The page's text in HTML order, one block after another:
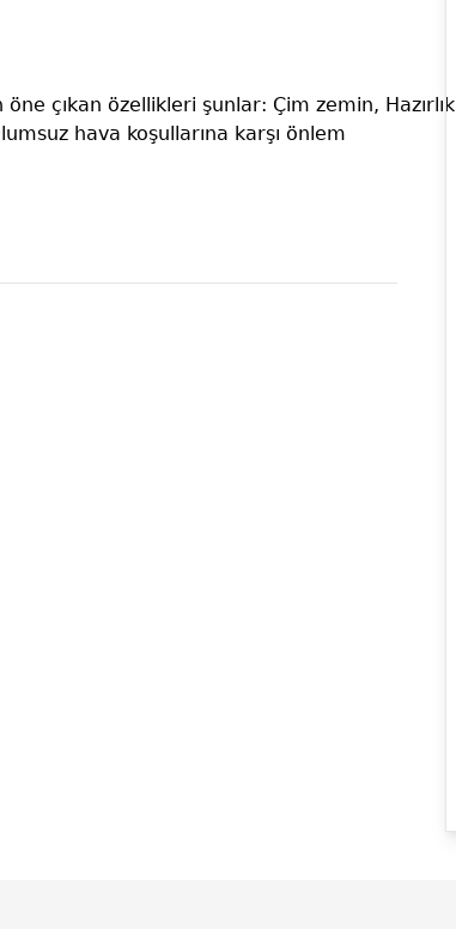
öne çıkan özellikleri şunlar: Çim zemin, Hazırlık
hava koşullarına karşı önlem